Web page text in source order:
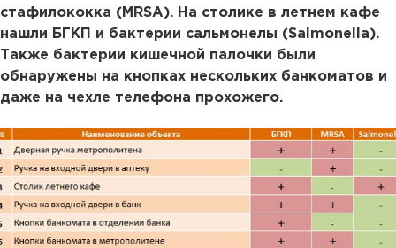
стафилококка (MRSA). На столике в летнем кафе
нашли БГКП и бактерии сальмонелы (Salmonella).
Также бактерии кишечной палочки были
обнаружены на кнопках нескольких банкоматов и
даже на чехле телефона прохожего.